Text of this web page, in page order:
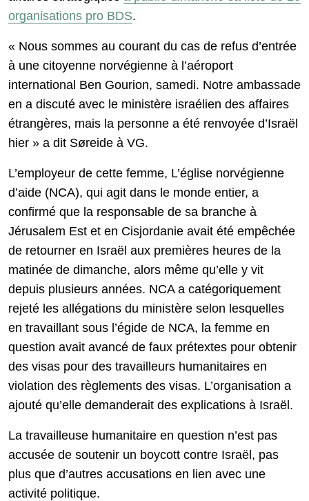
organisations pro BDS.
« Nous sommes au courant du cas de refus d’entrée
à une citoyenne norvégienne à l’aéroport
international Ben Gourion, samedi. Notre ambassade
en a discuté avec le ministère israélien des affaires
étrangères, mais la personne a été renvoyée d’Israël
hier » a dit Søreide à VG.
L’employeur de cette femme, L’église norvégienne
d’aide (NCA), qui agit dans le monde entier, a
confirmé que la responsable de sa branche à
Jérusalem Est et en Cisjordanie avait été empêchée
de retourner en Israël aux premières heures de la
matinée de dimanche, alors même qu’elle y vit
depuis plusieurs années. NCA a catégoriquement
rejeté les allégations du ministère selon lesquelles
en travaillant sous l’égide de NCA, la femme en
question avait avancé de faux prétextes pour obtenir
des visas pour des travailleurs humanitaires en
violation des règlements des visas. L’organisation a
ajouté qu’elle demanderait des explications à Israël.
La travailleuse humanitaire en question n’est pas
accusée de soutenir un boycott contre Israël, pas
plus que d’autres accusations en lien avec une
activité politique.